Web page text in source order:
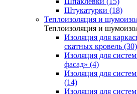
Штукатурки (18)
Теплоизоляция и
Теплоизоляция и
Изоляция для
скатных кровель (30)
Изоляция для
фасад» (4)
Изоляция для
(14)
Изоляция для